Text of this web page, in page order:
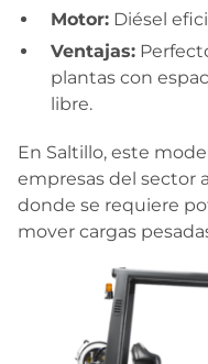
Motor: Diésel
Ventajas:
plantas con
libre.
En Saltillo, este
empresas del sector
donde se requiere
mover cargas